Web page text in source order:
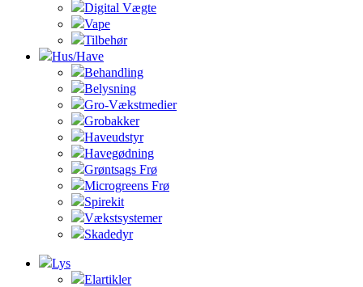
Digital Vægte
Vape
Tilbehør
Hus/Have
Behandling
Belysning
Gro-Vækstmedier
Grobakker
Haveudstyr
Havegødning
Grøntsags Frø
Microgreens Frø
Spirekit
Vækstsystemer
Skadedyr
Lys
Elartikler